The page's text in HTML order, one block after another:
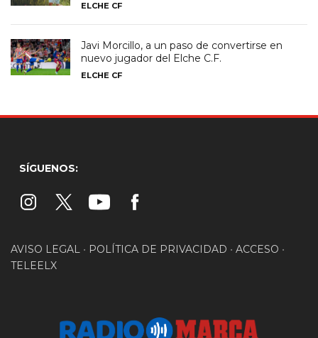
ELCHE CF
Javi Morcillo, a un paso de convertirse en
nuevo jugador del Elche C.F.
ELCHE CF
SÍGUENOS:
AVISO LEGAL • POLÍTICA DE PRIVACIDAD • ACCESO •
TELEELX